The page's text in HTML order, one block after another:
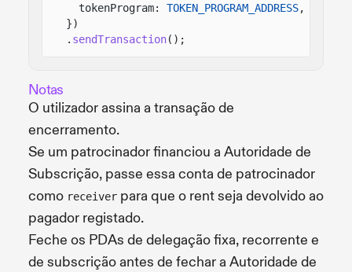
tokenProgram:
TOKEN_PROGRAM_ADDRESS,
})
. sendTransaction();
Notas
O utilizador assina a transação de
encerramento.
Se um patrocinador financiou a Autoridade de
Subscrição, passe essa conta de patrocinador
como receiver para que o rent seja devolvido ao
pagador registado.
Feche os PDAs de delegação fixa, recorrente e
de subscrição antes de fechar a Autoridade de